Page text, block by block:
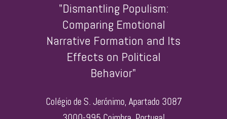
"Dismantling Populism:
Comparing Emotional
Narrative Formation and Its
Effects on Political
Behavior"
Colégio de S. Jerónimo, Apartado 3087